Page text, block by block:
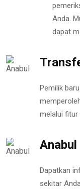
Anda.
dapat
Pemilik
melalui
Dapatkan
sekitar